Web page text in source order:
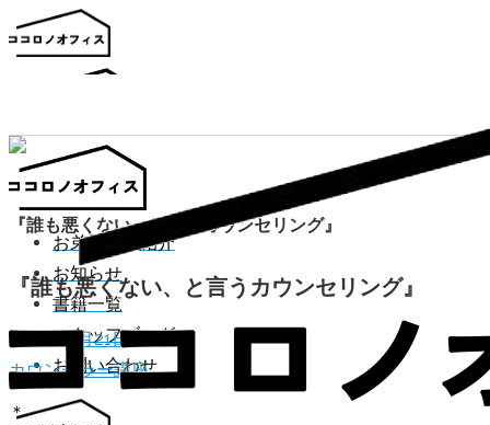
お弟子さん紹介
お知らせ
書籍一覧
スタッフブログ
お問い合わせ
『誰も悪くない、と言うカウンセリング』
『誰も悪くない、と言うカウンセリング』
2016年6月21日
カウンセラー講座
＊